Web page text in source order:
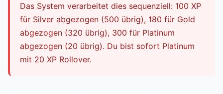
Das System verarbeitet dies sequenziell: 100 XP
für Silver abgezogen (500 übrig), 180 für Gold
abgezogen (320 übrig), 300 für Platinum
abgezogen (20 übrig). Du bist sofort Platinum
mit 20 XP Rollover.